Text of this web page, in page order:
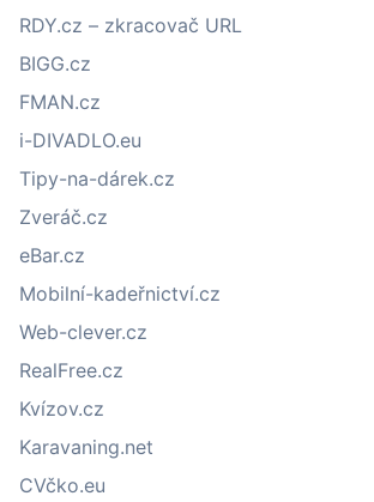
RDY.cz – zkracovač URL
BIGG.cz
FMAN.cz
i-DIVADLO.eu
Tipy-na-dárek.cz
Zveráč.cz
eBar.cz
Mobilní-kadeřnictví.cz
Web-clever.cz
RealFree.cz
Kvízov.cz
Karavaning.net
CVčko.eu